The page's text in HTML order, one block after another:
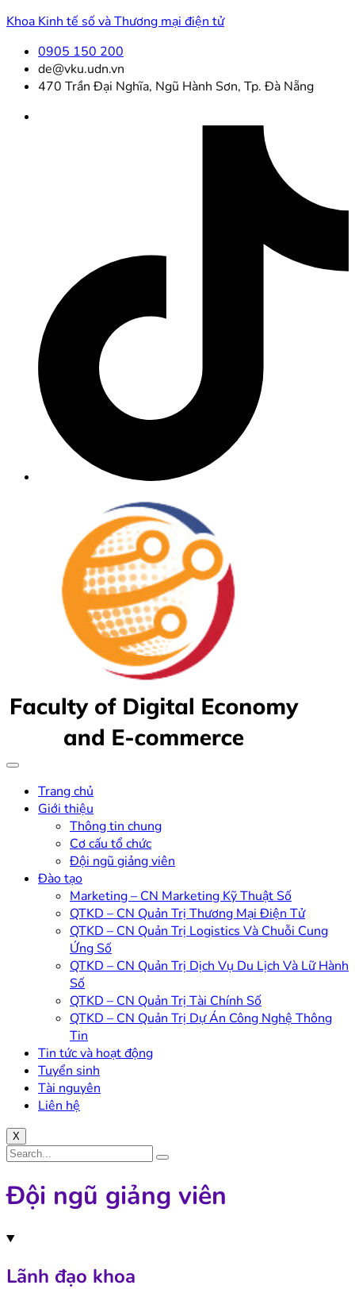
Khoa Kinh tế số và Thương mại điện tử
0905 150 200
de@vku.udn.vn
470 Trần Đại Nghĩa, Ngũ Hành Sơn, Tp. Đà Nẵng
Trang chủ
Giới thiệu
Thông tin chung
Cơ cấu tổ chức
Đội ngũ giảng viên
Đào tạo
Marketing – CN Marketing Kỹ Thuật Số
QTKD – CN Quản Trị Thương Mại Điện Tử
QTKD – CN Quản Trị Logistics Và Chuỗi Cung
Ứng Số
QTKD – CN Quản Trị Dịch Vụ Du Lịch Và Lữ Hành
Số
QTKD – CN Quản Trị Tài Chính Số
QTKD – CN Quản Trị Dự Án Công Nghệ Thông
Tin
Tin tức và hoạt động
Tuyển sinh
Tài nguyên
Liên hệ
X
Đội ngũ giảng viên
Lãnh đạo khoa